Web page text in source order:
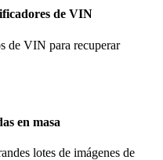
de VIN
de VIN para recuperar
en masa
lotes de imágenes de